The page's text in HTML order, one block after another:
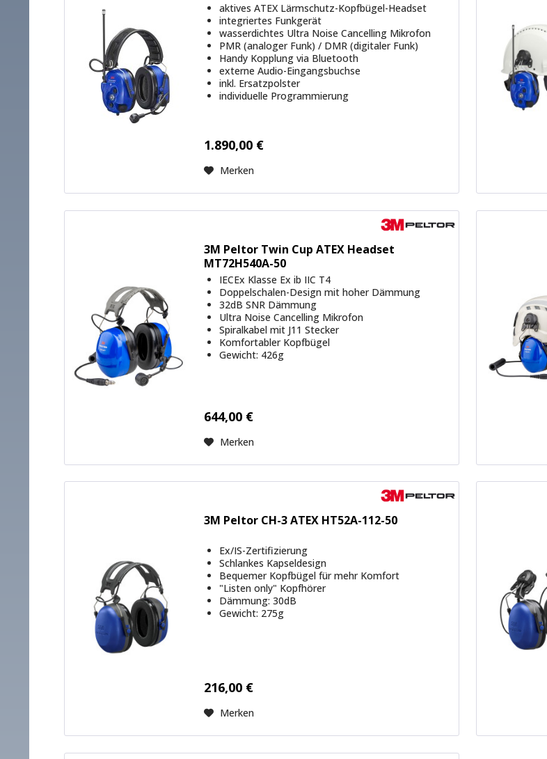
aktives ATEX Lärmschutz-Kopfbügel-Headset
integriertes Funkgerät
wasserdichtes Ultra Noise Cancelling Mikrofon
PMR (analoger Funk) / DMR (digitaler Funk)
Handy Kopplung via Bluetooth
externe Audio-Eingangsbuchse
inkl. Ersatzpolster
individuelle Programmierung
1.890,00 €
Merken
3M Peltor Twin Cup ATEX Headset
MT72H540A-50
IECEx Klasse Ex ib IIC T4
Doppelschalen-Design mit hoher Dämmung
32dB SNR Dämmung
Ultra Noise Cancelling Mikrofon
Spiralkabel mit J11 Stecker
Komfortabler Kopfbügel
Gewicht: 426g
644,00 €
Merken
3M Peltor CH-3 ATEX HT52A-112-50
Ex/IS-Zertifizierung
Schlankes Kapseldesign
Bequemer Kopfbügel für mehr Komfort
"Listen only" Kopfhörer
Dämmung: 30dB
Gewicht: 275g
216,00 €
Merken